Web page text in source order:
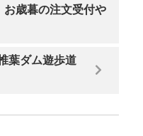
歳暮の注文受付や
葉ダム遊歩道